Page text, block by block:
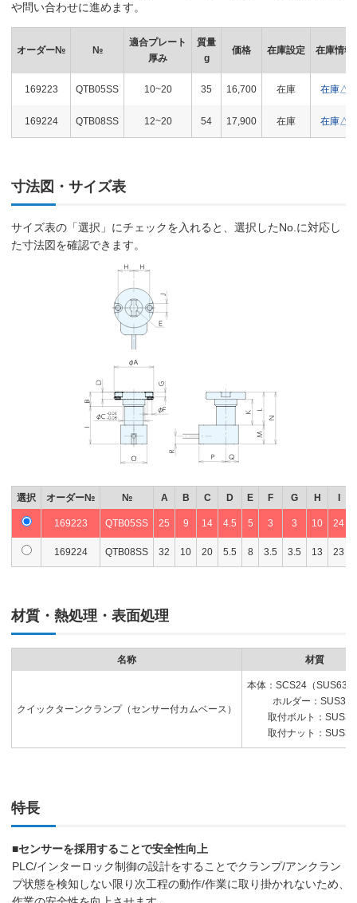
や問い合わせに進めます。
オーダー№ №
適合プレート
厚み
質量
g
価格 在庫設定 在庫情報
169223 QTB05SS 10~20 35 16,700 在庫 在庫△
169224 QTB08SS 12~20 54 17,900 在庫 在庫△
寸法図・サイズ表
サイズ表の「選択」にチェックを入れると、選択したNo.に対応し
た寸法図を確認できます。
選択 オーダー№ № A B C D E F G H
169223 QTB05SS 25 9 14 4.5 5 3 3 10 24
169224 QTB08SS 32 10 20 5.5 8 3.5 3.5 13 23
材質・熱処理・表面処理
名称 材質
クイックターンクランプ（センサー付カムベース）
本体：SCS24（SUS630
ホルダー：SUS303
取付ボルト：
取付ナット：
特長
■センサーを採用することで安全性向上
PLC/インターロック制御の設計をすることでクランプ/アンクラン
プ状態を検知しない限り次工程の動作/作業に取り掛かれないため、